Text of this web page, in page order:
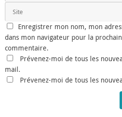
Enregistrer mon nom, mon
dans mon navigateur pour la
commentaire.
Prévenez-moi de tous les
mail.
Prévenez-moi de tous les